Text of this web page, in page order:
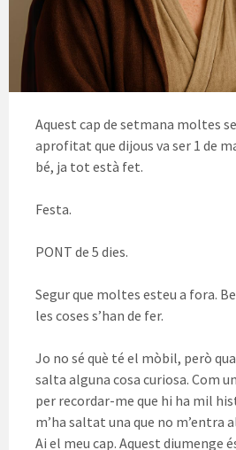
Aquest cap de setmana moltes
aprofitat que dijous va ser 1 de
bé, ja tot està fet.
Festa.
PONT de 5 dies.
Segur que moltes esteu a fora.
les coses s’han de fer.
Jo no sé què té el mòbil, però
salta alguna cosa curiosa. Com
per recordar-me que hi ha mil
m’ha saltat una que no m’entra
Ai el meu cap. Aquest diumenge